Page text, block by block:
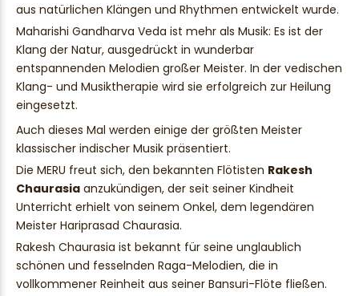
aus natürlichen Klängen und Rhythmen entwickelt wurde.
Maharishi Gandharva Veda ist mehr als Musik: Es ist der
Klang der Natur, ausgedrückt in wunderbar
entspannenden Melodien großer Meister. In der vedischen
Klang- und Musiktherapie wird sie erfolgreich zur Heilung
eingesetzt.
Auch dieses Mal werden einige der größten Meister
klassischer indischer Musik präsentiert.
Die MERU freut sich, den bekannten Flötisten Rakesh
Chaurasia anzukündigen, der seit seiner Kindheit
Unterricht erhielt von seinem Onkel, dem legendären
Meister Hariprasad Chaurasia.
Rakesh Chaurasia ist bekannt für seine unglaublich
schönen und fesselnden Raga-Melodien, die in
vollkommener Reinheit aus seiner Bansuri-Flöte fließen.